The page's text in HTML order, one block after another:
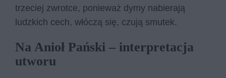
trzeciej zwrotce, ponieważ dymy nabierają
ludzkich cech, włóczą się, czują smutek.
Na Anioł Pański – interpretacja
utworu